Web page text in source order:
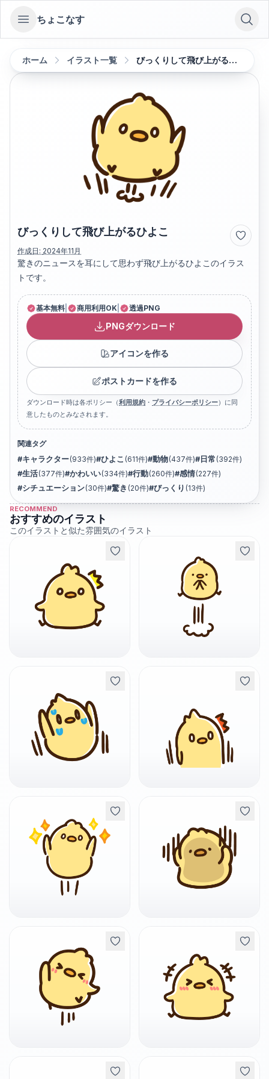
Open sidebar
ちょこなす
ホーム イラスト一覧 びっくりして飛び上がるひよこ
びっくりして飛び上がるひよこ
作成日: 2024年11月
驚きのニュースを耳にして思わず飛び上がるひよこのイラス
トです。
基本無料 商用利用OK 透過PNG
PNGダウンロード
アイコンを作る
ポストカードを作る
ダウンロード時は各ポリシー（利用規約 ・ プライバシーポリシー）に同
意したものとみなされます。
関連タグ
#キャラクター(933件)#ひよこ (611件)#動物(437件)# 日常 (392件)
#生活(377件)#かわいい(334件)#行動(260件)#感情(227件)
#シチュエーション(30件)#驚き (20件)#びっくり (13件)
RECOMMEND
おすすめのイラスト
このイラストと似た雰囲気のイラスト